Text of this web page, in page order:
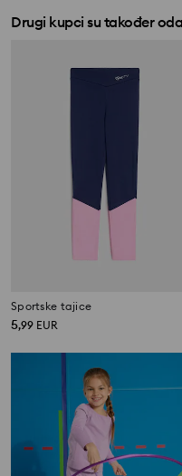
Drugi kupci su također
Sportske tajice
5,99 EUR